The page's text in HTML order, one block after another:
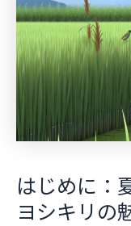
はじめに：
ヨシキリの